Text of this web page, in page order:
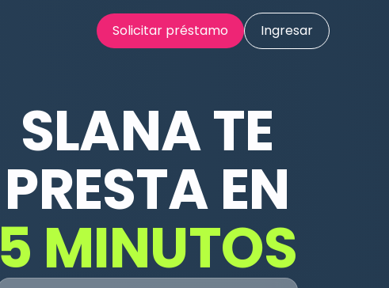
Solicitar préstamo Ingresar
SLANA TE
PRESTA EN
5 MINUTOS